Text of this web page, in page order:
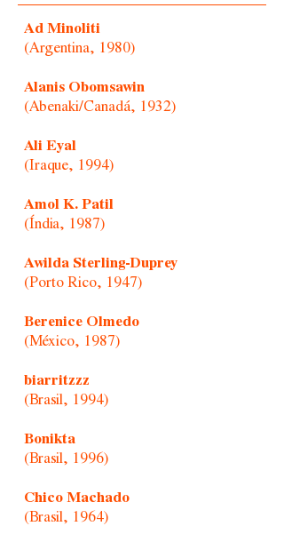
Ad Minoliti
(Argentina, 1980)
Alanis Obomsawin
(Abenaki/Canadá, 1932)
Ali Eyal
(Iraque, 1994)
Amol K. Patil
(Índia, 1987)
Awilda Sterling-Duprey
(Porto Rico, 1947)
Berenice Olmedo
(México, 1987)
biarritzzz
(Brasil, 1994)
Bonikta
(Brasil, 1996)
Chico Machado
(Brasil, 1964)